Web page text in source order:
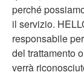
perché
il servizio.
responsabile
del trattamento
verrà